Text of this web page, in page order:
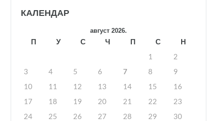
КАЛЕНДАР
август 2026.
П У С Ч П С
Н
1
2
3
4 5 6 7 8
9
10
11 12 13 14 15
16
17
18 19 20 21 22
23
24
25 26 27 28 29
30